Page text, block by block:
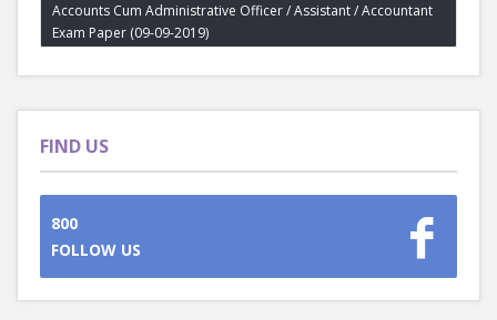
Accounts Cum Administrative Officer / Assistant / Accountant
Exam Paper (09-09-2019)
FIND US
800
FOLLOW US